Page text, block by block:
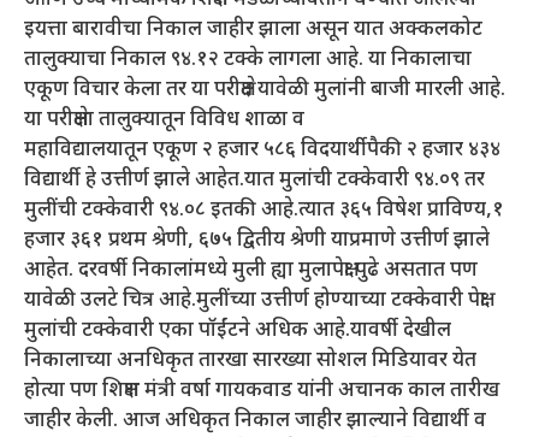
इयत्ता बारावीचा निकाल जाहीर झाला असून यात अक्कलकोट
तालुक्याचा निकाल ९४.१२ टक्के लागला आहे. या निकालाचा
एकूण विचार केला तर या परीक्षेत यावेळी मुलांनी बाजी मारली आहे.
या परीक्षेला तालुक्यातून विविध शाळा व
महाविद्यालयातून एकूण २ हजार ५८६ विदयार्थीपैकी २ हजार ४३४
विद्यार्थी हे उत्तीर्ण झाले आहेत.यात मुलांची टक्केवारी ९४.०९ तर
मुलींची टक्केवारी ९४.०८ इतकी आहे.त्यात ३६५ विषेश प्राविण्य,१
हजार ३६१ प्रथम श्रेणी, ६७५ द्वितीय श्रेणी याप्रमाणे उत्तीर्ण झाले
आहेत. दरवर्षी निकालांमध्ये मुली ह्या मुलापेक्षा पुढे असतात पण
यावेळी उलटे चित्र आहे.मुलींच्या उत्तीर्ण होण्याच्या टक्केवारी पेक्षा
मुलांची टक्केवारी एका पॉईंटने अधिक आहे.यावर्षी देखील
निकालाच्या अनधिकृत तारखा सारख्या सोशल मिडियावर येत
होत्या पण शिक्षण मंत्री वर्षा गायकवाड यांनी अचानक काल तारीख
जाहीर केली. आज अधिकृत निकाल जाहीर झाल्याने विद्यार्थी व